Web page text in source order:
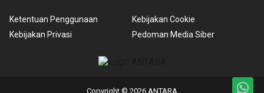
Ketentuan Penggunaan
Kebijakan Privasi
Kebijakan Cookie
Pedoman Media Siber
Copyright © 2026 ANTARA